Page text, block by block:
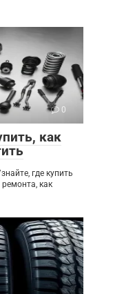
0
как
где купить
как